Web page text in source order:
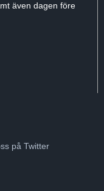
även dagen före